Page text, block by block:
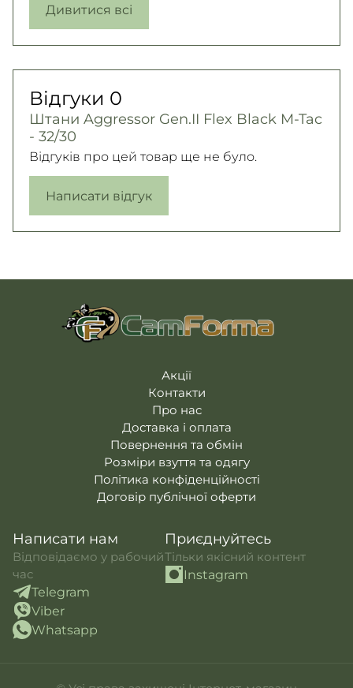
Дивитися всі
Відгуки 0
Штани Aggressor Gen.II Flex Black M-Tac
- 32/30
Відгуків про цей товар ще не було.
Написати відгук
Акції
Контакти
Про нас
Доставка і оплата
Повернення та обмін
Розміри взуття та одягу
Політика конфіденційності
Договір публічної оферти
Написати нам
Відповідаємо у рабочий
час
Telegram
Viber
Whatsapp
Приєднуйтесь
Тільки якісний контент
Instagram